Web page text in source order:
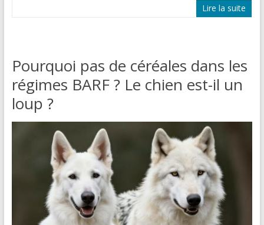
Lire la suite
Pourquoi pas de céréales dans les
régimes BARF ? Le chien est-il un
loup ?